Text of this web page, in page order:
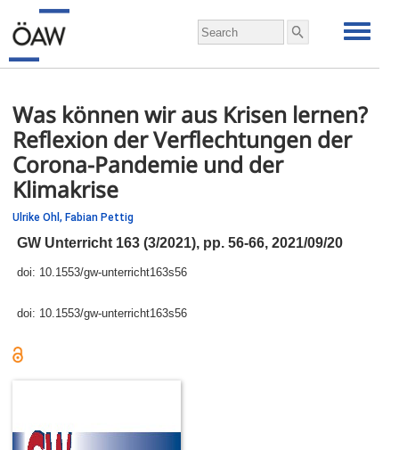
Was können wir aus Krisen lernen?
Reflexion der Verflechtungen der
Corona-Pandemie und der
Klimakrise
Ulrike Ohl, Fabian Pettig
GW Unterricht 163 (3/2021), pp. 56-66, 2021/09/20
doi: 10.1553/gw-unterricht163s56
doi: 10.1553/gw-unterricht163s56